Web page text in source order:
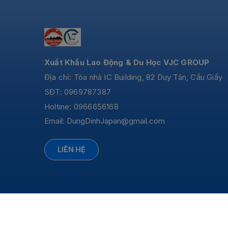
Xuất Khẩu Lao Động & Du Học VJC GROUP
Địa chỉ: Tòa nhà IC Building, 82 Duy Tân, Cầu Giấy
SĐT: 0969787387
Holtine: 0966656168
Email: DungDinhJapan@gmail.com
LIÊN HỆ